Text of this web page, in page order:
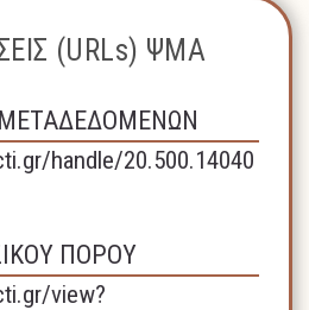
(URLs) ΨΜΑ
handle/20.500.14040
ΠΟΡΟΥ
view?